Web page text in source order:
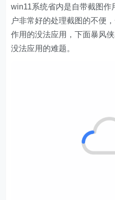
win11系统省内是自带截图作
户非常好的处理截图的不便
作用的没法应用，下面暴风
没法应用的难题。